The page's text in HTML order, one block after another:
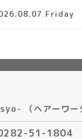
Friday
（ヘアーワー
51-1804